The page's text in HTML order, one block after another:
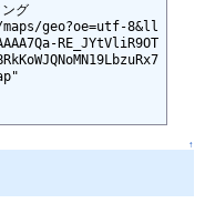
グ
geo?oe=utf-8&ll
RE_JYtVliR9OT
↑